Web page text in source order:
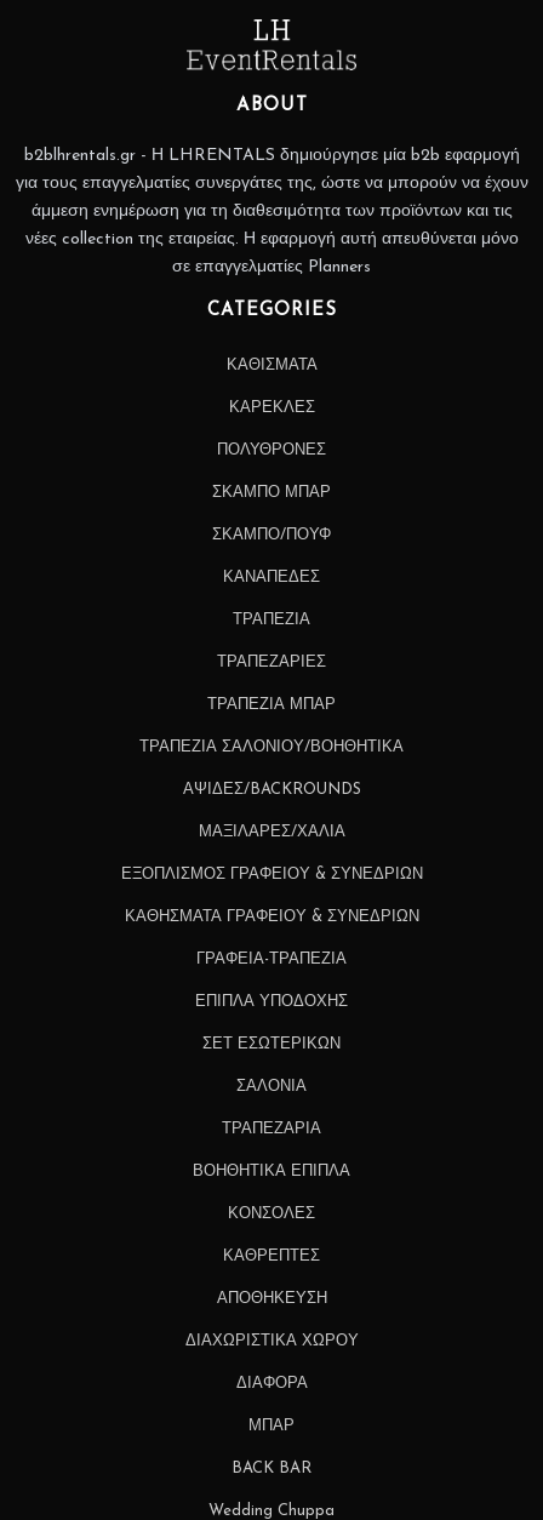
ABOUT
b2blhrentals.gr - Η LHRENTALS δημιούργησε μία b2b εφαρμογή
για τους επαγγελματίες συνεργάτες της, ώστε να μπορούν να έχουν
άμμεση ενημέρωση για τη διαθεσιμότητα των προϊόντων και τις
νέες collection της εταιρείας. Η εφαρμογή αυτή απευθύνεται μόνο
σε επαγγελματίες Planners
CATEGORIES
ΚΑΘΙΣΜΑΤΑ
ΚΑΡΕΚΛΕΣ
ΠΟΛΥΘΡΟΝΕΣ
ΣΚΑΜΠΟ ΜΠΑΡ
ΣΚΑΜΠΟ/ΠΟΥΦ
ΚΑΝΑΠΕΔΕΣ
ΤΡΑΠΕΖΙΑ
ΤΡΑΠΕΖΑΡΙΕΣ
ΤΡΑΠΕΖΙΑ ΜΠΑΡ
ΤΡΑΠΕΖΙΑ ΣΑΛΟΝΙΟΥ/ΒΟΗΘΗΤΙΚΑ
ΑΨΙΔΕΣ/BACKROUNDS
ΜΑΞΙΛΑΡΕΣ/ΧΑΛΙΑ
ΕΞΟΠΛΙΣΜΟΣ ΓΡΑΦΕΙΟΥ & ΣΥΝΕΔΡΙΩΝ
ΚΑΘΗΣΜΑΤΑ ΓΡΑΦΕΙΟΥ & ΣΥΝΕΔΡΙΩΝ
ΓΡΑΦΕΙΑ-ΤΡΑΠΕΖΙΑ
ΕΠΙΠΛΑ ΥΠΟΔΟΧΗΣ
ΣΕΤ ΕΣΩΤΕΡΙΚΩΝ
ΣΑΛΟΝΙΑ
ΤΡΑΠΕΖΑΡΙΑ
ΒΟΗΘΗΤΙΚΑ ΕΠΙΠΛΑ
ΚΟΝΣΟΛΕΣ
ΚΑΘΡΕΠΤΕΣ
ΑΠΟΘΗΚΕΥΣΗ
ΔΙΑΧΩΡΙΣΤΙΚΑ ΧΩΡΟΥ
ΔΙΑΦΟΡΑ
ΜΠΑΡ
BACK BAR
Wedding Chuppa